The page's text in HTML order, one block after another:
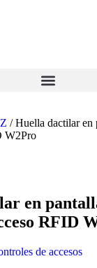
/ Huella dactilar en
W2Pro
en
RFID
de accesos